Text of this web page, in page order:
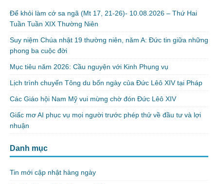
Để khỏi làm cớ sa ngã (Mt 17, 21-26)- 10.08.2026 – Thứ Hai
Tuần Tuần XIX Thường Niên
Suy niệm Chúa nhật 19 thường niên, năm A: Đức tin giữa những
phong ba cuộc đời
Mục tiêu năm 2026: Cầu nguyện với Kinh Phụng vụ
Lịch trình chuyến Tông du bốn ngày của Đức Lêô XIV tại Pháp
Các Giáo hội Nam Mỹ vui mừng chờ đón Đức Lêô XIV
Giấc mơ AI phục vụ mọi người trước phép thử về đầu tư và lợi
nhuận
Danh mục
Tin mới cập nhật hàng ngày